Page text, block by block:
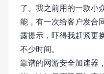
了。我之前用的一款小
能，有一次给客户发合
露提示，吓得我赶紧更
不少时间。
靠谱的网游安全加速器